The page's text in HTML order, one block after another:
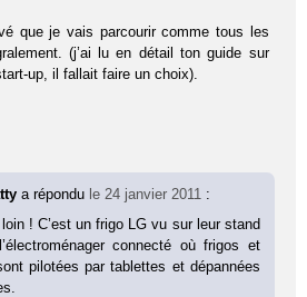
que je vais parcourir comme tous les
(j’ai lu en détail ton guide sur
up, il fallait faire un choix).
a répondu le 24 janvier 2011 :
! C’est un frigo LG vu sur leur stand
connecté où frigos et
pilotées par tablettes et dépannées